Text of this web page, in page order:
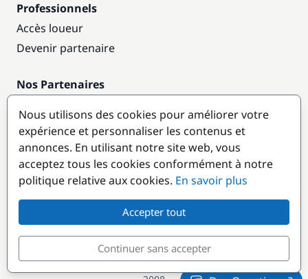
Professionnels
Accès loueur
Devenir partenaire
Nos Partenaires
Destinations populaires
© GlobeSailor
Croisières & Location de bateaux depuis
Nous utilisons des cookies pour améliorer votre
expérience et personnaliser les contenus et
annonces. En utilisant notre site web, vous
acceptez tous les cookies conformément à notre
politique relative aux cookies. En savoir plus
Accepter tout
Continuer sans accepter